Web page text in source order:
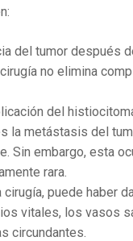
del tumor después
no elimina
del
la metástasis del
Sin embargo, esta
rara.
cirugía, puede haber
vitales, los vasos
circundantes.